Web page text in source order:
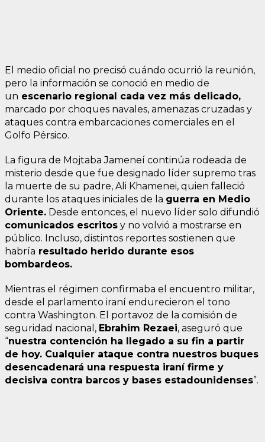
El medio oficial no precisó cuándo ocurrió la reunión,
pero la información se conoció en medio de
un escenario regional cada vez más delicado,
marcado por choques navales, amenazas cruzadas y
ataques contra embarcaciones comerciales en el
Golfo Pérsico.
La figura de Mojtaba Jameneí continúa rodeada de
misterio desde que fue designado líder supremo tras
la muerte de su padre, Ali Khamenei, quien falleció
durante los ataques iniciales de la guerra en Medio
Oriente. Desde entonces, el nuevo líder solo difundió
comunicados escritos y no volvió a mostrarse en
público. Incluso, distintos reportes sostienen que
habría resultado herido durante esos
bombardeos.
Mientras el régimen confirmaba el encuentro militar,
desde el parlamento iraní endurecieron el tono
contra Washington. El portavoz de la comisión de
seguridad nacional, Ebrahim Rezaei, aseguró que
“nuestra contención ha llegado a su fin a partir
de hoy. Cualquier ataque contra nuestros buques
desencadenará una respuesta iraní firme y
decisiva contra barcos y bases estadounidenses”.